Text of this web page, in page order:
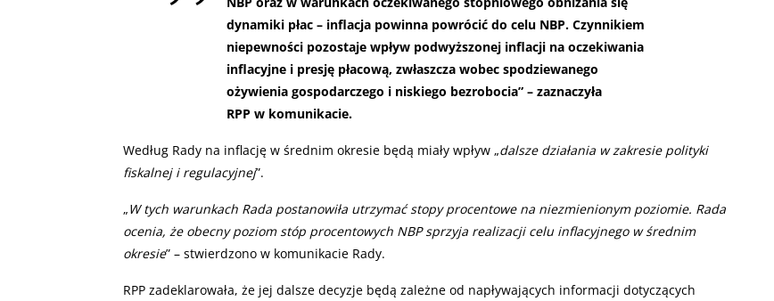
dynamiki płac – inflacja powinna powrócić do celu NBP. Czynnikiem
niepewności pozostaje wpływ podwyższonej inflacji na oczekiwania
inflacyjne i presję płacową, zwłaszcza wobec spodziewanego
ożywienia gospodarczego i niskiego bezrobocia” – zaznaczyła
RPP w komunikacie.
Według Rady na inflację w średnim okresie będą miały wpływ „dalsze działania w zakresie polityki
fiskalnej i regulacyjnej”.
„W tych warunkach Rada postanowiła utrzymać stopy procentowe na niezmienionym poziomie. Rada
ocenia, że obecny poziom stóp procentowych NBP sprzyja realizacji celu inflacyjnego w średnim
okresie” – stwierdzono w komunikacie Rady.
RPP zadeklarowała, że jej dalsze decyzje będą zależne od napływających informacji dotyczących